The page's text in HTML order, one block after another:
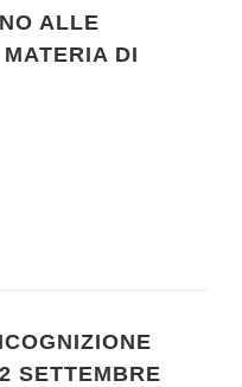
ALLE
DI
SETTEMBRE